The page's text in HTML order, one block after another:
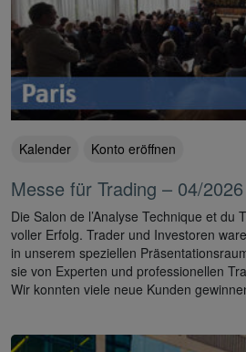
Kalender Konto eröffnen
Messe für Trading – 04/2026
Die Salon de l’Analyse Technique et du
voller Erfolg. Trader und Investoren
in unserem speziellen
sie von Experten und professionellen
Wir konnten viele neue Kunden